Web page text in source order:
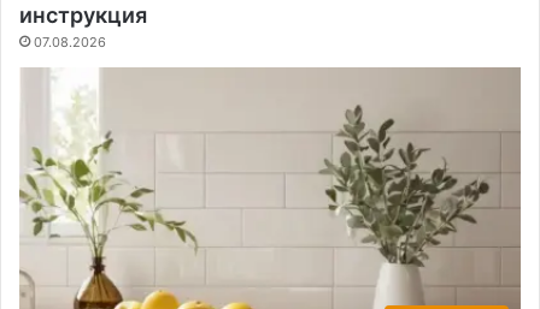
инструкция
07.08.2026